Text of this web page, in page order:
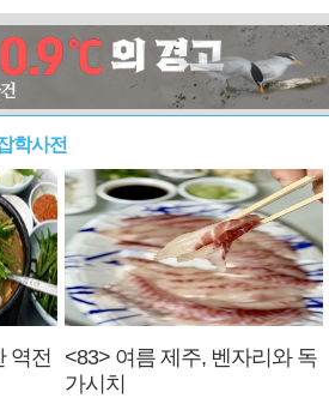
학사전
역전
<83> 여름 제주, 벤자리와 독
가시치